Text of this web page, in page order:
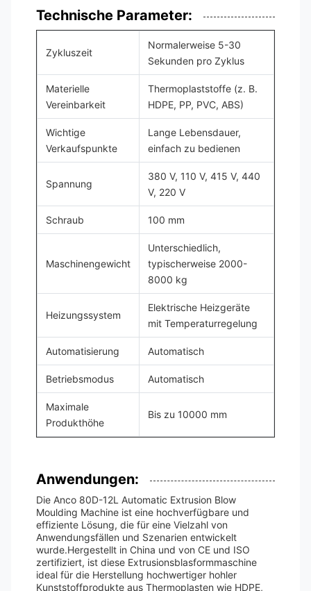
Technische Parameter:
Zykluszeit
Normalerweise 5-30
Sekunden pro Zyklus
Materielle
Vereinbarkeit
Thermoplaststoffe (z. B.
HDPE, PP, PVC, ABS)
Wichtige
Verkaufspunkte
Lange Lebensdauer,
einfach zu bedienen
Spannung
380 V, 110 V, 415 V, 440
V, 220 V
Schraub 100 mm
Maschinengewicht
Unterschiedlich,
typischerweise 2000-
8000 kg
Heizungssystem
Elektrische Heizgeräte
mit Temperaturregelung
Automatisierung Automatisch
Betriebsmodus Automatisch
Maximale
Produkthöhe
Bis zu 10000 mm
Anwendungen:
Die Anco 80D-12L Automatic Extrusion Blow
Moulding Machine ist eine hochverfügbare und
effiziente Lösung, die für eine Vielzahl von
Anwendungsfällen und Szenarien entwickelt
wurde.Hergestellt in China und von CE und ISO
zertifiziert, ist diese Extrusionsblasformmaschine
ideal für die Herstellung hochwertiger hohler
Kunststoffprodukte aus Thermoplasten wie HDPE,